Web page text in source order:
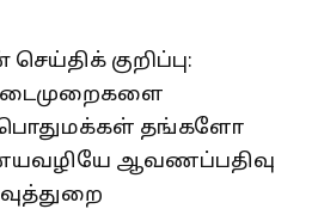
குறிப்பு:
பொதுமக்கள் தங்களோ
ஆவணப்பதிவு